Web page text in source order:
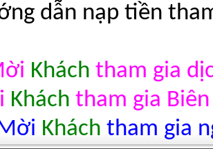
dẫn nạp tiền
Khách tham gia
Khách tham gia
Khách tham gia